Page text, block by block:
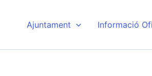
Ajuntament Informació